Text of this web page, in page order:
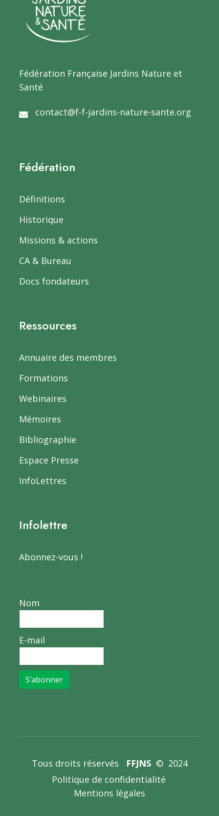
Fédération Française Jardins Nature et
Santé
contact@f-f-jardins-nature-sante.org
Fédération
Définitions
Historique
Missions & actions
CA & Bureau
Docs fondateurs
Ressources
Annuaire des membres
Formations
Webinaires
Mémoires
Bibliographie
Espace Presse
InfoLettres
Infolettre
Abonnez-vous !
Nom
E-mail
S’abonner
Tous droits réservés FFJNS© 2024
Politique de confidentialité
Mentions légales